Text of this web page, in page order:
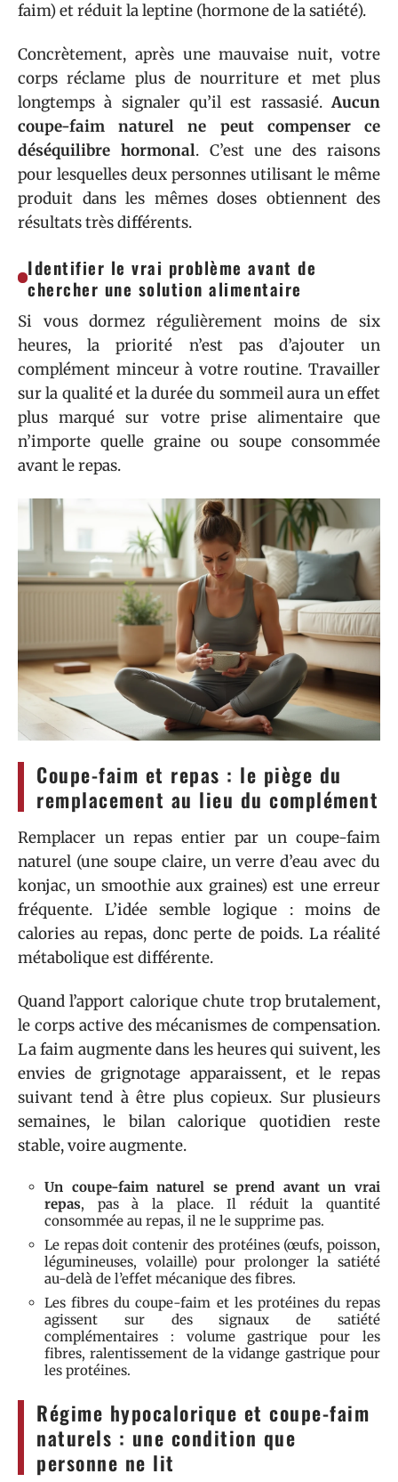
faim) et réduit la leptine (hormone de la satiété).
Concrètement, après une mauvaise nuit, votre
corps réclame plus de nourriture et met plus
longtemps à signaler qu’il est rassasié.Aucun
coupe-faim naturel ne peut compenser ce
déséquilibre hormonal. C’est une des raisons
pour lesquelles deux personnes utilisant le même
produit dans les mêmes doses obtiennent des
résultats très différents.
Identifier le vrai problème avant de
chercher une solution alimentaire
Si vous dormez régulièrement moins de six
heures, la priorité n’est pas d’ajouter un
complément minceur à votre routine. Travailler
sur la qualité et la durée du sommeil aura un effet
plus marqué sur votre prise alimentaire que
n’importe quelle graine ou soupe consommée
avant le repas.
Coupe-faim et repas : le piège du
remplacement au lieu du complément
Remplacer un repas entier par un coupe-faim
naturel (une soupe claire, un verre d’eau avec du
konjac, un smoothie aux graines) est une erreur
fréquente. L’idée semble logique : moins de
calories au repas, donc perte de poids. La réalité
métabolique est différente.
Quand l’apport calorique chute trop brutalement,
le corps active des mécanismes de compensation.
La faim augmente dans les heures qui suivent, les
envies de grignotage apparaissent, et le repas
suivant tend à être plus copieux. Sur plusieurs
semaines, le bilan calorique quotidien reste
stable, voire augmente.
Un coupe-faim naturel se prend avant un vrai
repas, pas à la place. Il réduit la quantité
consommée au repas, il ne le supprime pas.
Le repas doit contenir des protéines (œufs, poisson,
légumineuses, volaille) pour prolonger la satiété
au-delà de l’effet mécanique des fibres.
Les fibres du coupe-faim et les protéines du repas
agissent sur des signaux de satiété
complémentaires : volume gastrique pour les
fibres, ralentissement de la vidange gastrique pour
les protéines.
Régime hypocalorique et coupe-faim
naturels : une condition que
personne ne lit